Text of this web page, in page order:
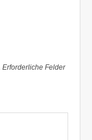
Erforderliche Felder